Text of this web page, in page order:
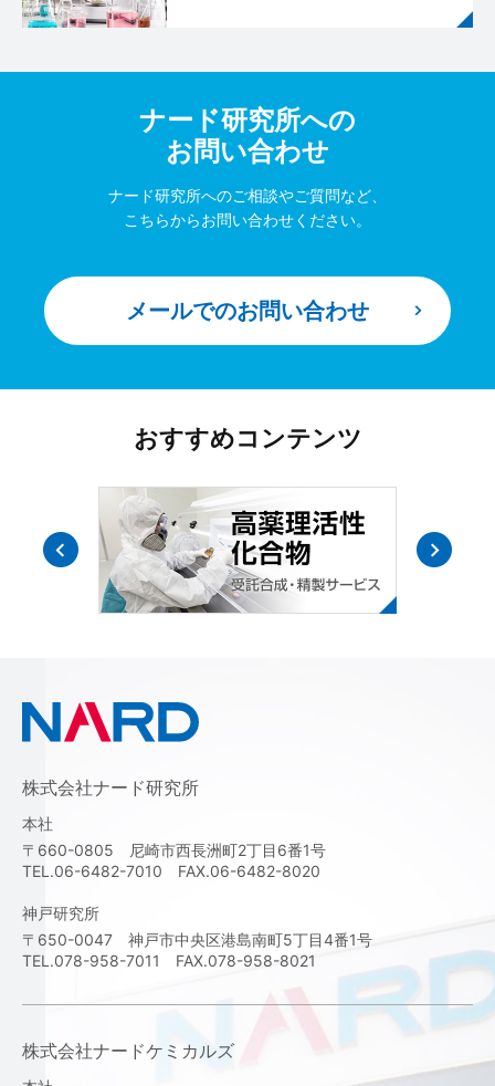
ナード研究所への
お問い合わせ
ナード研究所へのご相談やご質問など、
こちらからお問い合わせください。
メールでのお問い合わせ
おすすめコンテンツ
株式会社ナード研究所
本社
〒660-0805 尼崎市西長洲町2丁目6番1号
TEL.06-6482-7010 FAX.06-6482-8020
神戸研究所
〒650-0047 神戸市中央区港島南町5丁目4番1号
TEL.078-958-7011 FAX.078-958-8021
株式会社ナードケミカルズ